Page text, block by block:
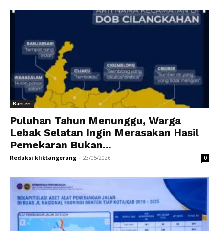
Banten
Puluhan Tahun Menunggu, Warga
Lebak Selatan Ingin Merasakan Hasil
Pemekaran Bukan...
Redaksi kliktangerang - 23/05/2026 0